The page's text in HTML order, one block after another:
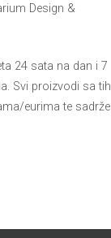
Design &
24 sata na dan i 7
Svi proizvodi sa tih
eurima te sadrže